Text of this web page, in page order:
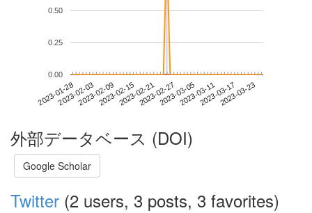
2023-01-282023-02-032023-02-092023-02-152023-02-212023-02-272023-03-052023-03-112023-03-172023-03-23
0.00
0.25
0.50
外部データベース (DOI)
Google Scholar
Twitter (2 users, 3 posts, 3 favorites)